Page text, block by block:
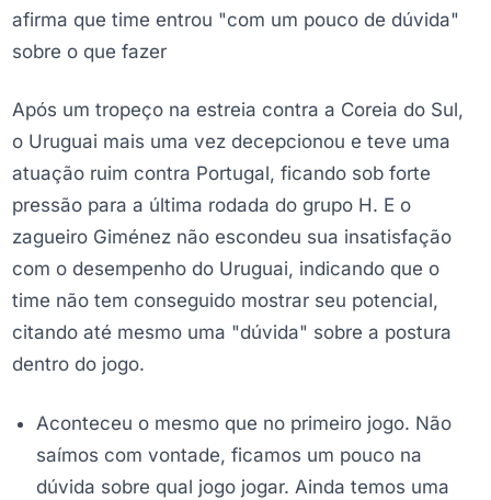
afirma que time entrou "com um pouco de dúvida"
sobre o que fazer
Após um tropeço na estreia contra a Coreia do Sul,
o Uruguai mais uma vez decepcionou e teve uma
atuação ruim contra Portugal, ficando sob forte
pressão para a última rodada do grupo H. E o
zagueiro Giménez não escondeu sua insatisfação
com o desempenho do Uruguai, indicando que o
time não tem conseguido mostrar seu potencial,
citando até mesmo uma "dúvida" sobre a postura
dentro do jogo.
Aconteceu o mesmo que no primeiro jogo. Não
saímos com vontade, ficamos um pouco na
dúvida sobre qual jogo jogar. Ainda temos uma